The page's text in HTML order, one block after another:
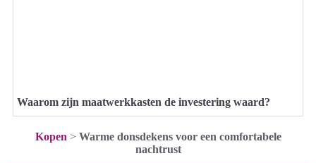
Waarom zijn maatwerkkasten de investering waard?
Kopen > Warme donsdekens voor een comfortabele
nachtrust